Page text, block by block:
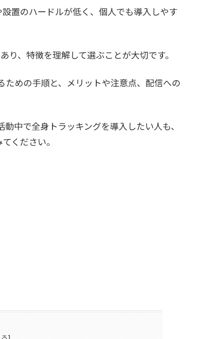
置のハードルが低く、個人でも導入しやす
、特徴を理解して選ぶことが大切です。
めの手順と、メリットや注意点、配信への
中で全身トラッキングを導入したい人も、
ください。